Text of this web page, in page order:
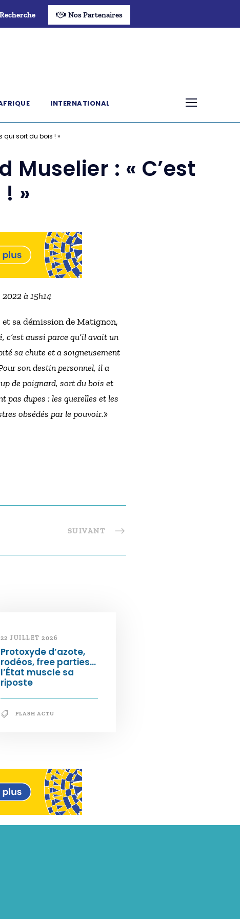
Recherche Nos Partenaires
INTERNATIONAL
qui sort du bois ! »
: « C’est
»
à 15h14
et sa démission de Matignon,
aussi parce qu’il avait un
sa chute et a soigneusement
son destin personnel, il a
de poignard, sort du bois et
pas dupes : les querelles et les
obsédés par le pouvoir.»
SUIVANT
22 JUILLET 2026
Protoxyde d’azote,
rodéos, free parties…
l’État muscle sa
riposte
FLASH ACTU